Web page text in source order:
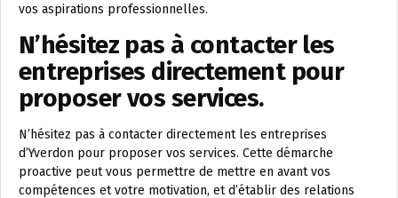
vos aspirations professionnelles.
N’hésitez pas à contacter les
entreprises directement pour
proposer vos services.
N’hésitez pas à contacter directement les entreprises
d’Yverdon pour proposer vos services. Cette démarche
proactive peut vous permettre de mettre en avant vos
compétences et votre motivation, et d’établir des relations